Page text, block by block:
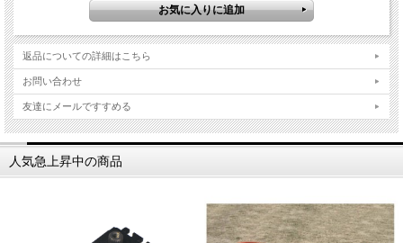
返品についての詳細はこちら
お問い合わせ
友達にメールですすめる
人気急上昇中の商品